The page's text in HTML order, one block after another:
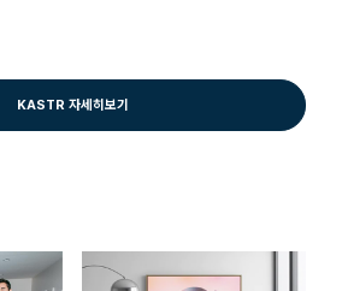
KASTR 자세히보기